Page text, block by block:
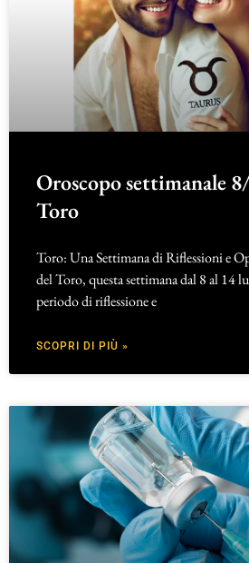
Oroscopo settimanale
Toro
Toro: Una Settimana di Riflessioni e
del Toro, questa settimana dal 8 al 14
periodo di riflessione e
SCOPRI DI PIÙ »